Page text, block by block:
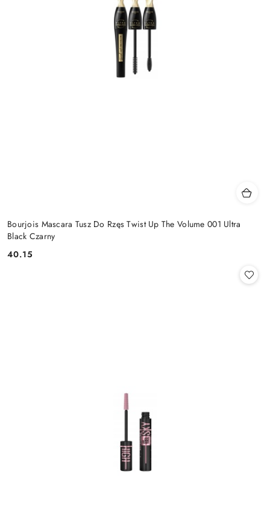
Bourjois Mascara Tusz Do Rzęs Twist Up The Volume 001 Ultra
Black Czarny
Cena:
40.15